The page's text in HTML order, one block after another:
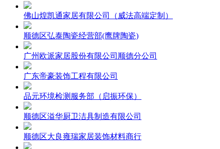
佛山煌凯通家居有限公司（威法高端定制）
顺德区弘泰陶瓷经营部(鹰牌陶瓷)
广州欧派家居股份有限公司顺德分公司
广东帝豪装饰工程有限公司
品元环境检测服务部（启振环保）
顺德区溢华厨卫洁具制造有限公司
顺德区大良雍瑞家居装饰材料商行